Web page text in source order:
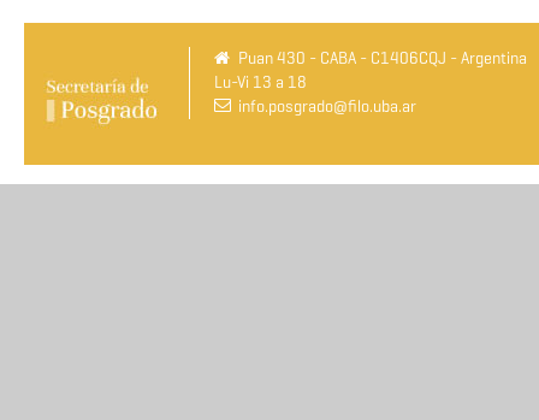
Puan 430 - CABA - C1406CQJ - Argentina
Lu-Vi 13 a 18
info.posgrado@filo.uba.ar